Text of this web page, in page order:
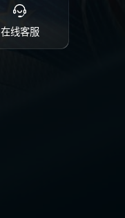
在线客服